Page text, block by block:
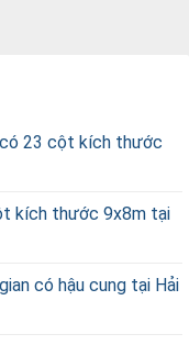
có 23 cột kích thước
kích thước 9x8m tại
có hậu cung tại Hải